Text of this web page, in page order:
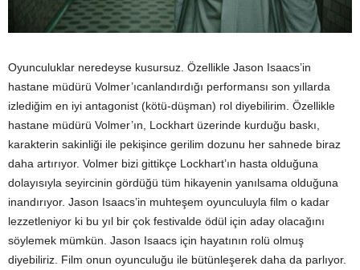
Oyunculuklar neredeyse kusursuz. Özellikle Jason Isaacs’in
hastane müdürü Volmer’ıcanlandırdığı performansı son yıllarda
izlediğim en iyi antagonist (kötü-düşman) rol diyebilirim. Özellikle
hastane müdürü Volmer’ın, Lockhart üzerinde kurduğu baskı,
karakterin sakinliği ile pekişince gerilim dozunu her sahnede biraz
daha artırıyor. Volmer bizi gittikçe Lockhart’ın hasta olduğuna
dolayısıyla seyircinin gördüğü tüm hikayenin yanılsama olduğuna
inandırıyor. Jason Isaacs’in muhteşem oyunculuyla film o kadar
lezzetleniyor ki bu yıl bir çok festivalde ödül için aday olacağını
söylemek mümkün. Jason Isaacs için hayatının rolü olmuş
diyebiliriz. Film onun oyunculuğu ile bütünleşerek daha da parlıyor.